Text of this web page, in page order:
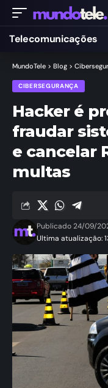
Telecomunicações
MundoTele > Blog >
CIBERSEGURANÇA
Hacker é
fraudar
e cancelar
multas
Ultima atualização:
Publicado 24/09/